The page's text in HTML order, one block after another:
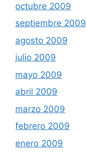
octubre 2009
septiembre 2009
agosto 2009
julio 2009
mayo 2009
abril 2009
marzo 2009
febrero 2009
enero 2009